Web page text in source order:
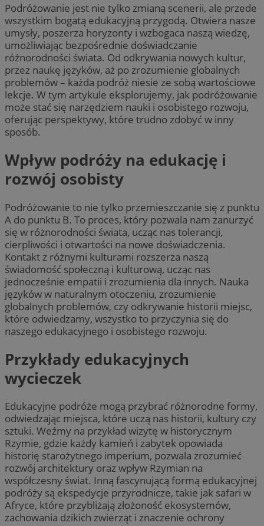
Podróżowanie jest nie tylko zmianą scenerii, ale przede
wszystkim bogatą edukacyjną przygodą. Otwiera nasze
umysły, poszerza horyzonty i wzbogaca naszą wiedzę,
umożliwiając bezpośrednie doświadczanie
różnorodności świata. Od odkrywania nowych kultur,
przez naukę języków, aż po zrozumienie globalnych
problemów – każda podróż niesie ze sobą wartościowe
lekcje. W tym artykule eksplorujemy, jak podróżowanie
może stać się narzędziem nauki i osobistego rozwoju,
oferując perspektywy, które trudno zdobyć w inny
sposób.
Wpływ podróży na edukację i
rozwój osobisty
Podróżowanie to nie tylko przemieszczanie się z punktu
A do punktu B. To proces, który pozwala nam zanurzyć
się w różnorodności świata, ucząc nas tolerancji,
cierpliwości i otwartości na nowe doświadczenia.
Kontakt z różnymi kulturami rozszerza naszą
świadomość społeczną i kulturową, ucząc nas
jednocześnie empatii i zrozumienia dla innych. Nauka
języków w naturalnym otoczeniu, zrozumienie
globalnych problemów, czy odkrywanie historii miejsc,
które odwiedzamy, wszystko to przyczynia się do
naszego edukacyjnego i osobistego rozwoju.
Przykłady edukacyjnych
wycieczek
Edukacyjne podróże mogą przybrać różnorodne formy,
odwiedzając miejsca, które uczą nas historii, kultury czy
sztuki. Weźmy na przykład wizytę w historycznym
Rzymie, gdzie każdy kamień i zabytek opowiada
historię starożytnego imperium, pozwala zrozumieć
rozwój architektury oraz wpływ Rzymian na
współczesny świat. Inną fascynującą formą edukacyjnej
podróży są ekspedycje przyrodnicze, takie jak safari w
Afryce, które przybliżają złożoność ekosystemów,
zachowania dzikich zwierząt i znaczenie ochrony